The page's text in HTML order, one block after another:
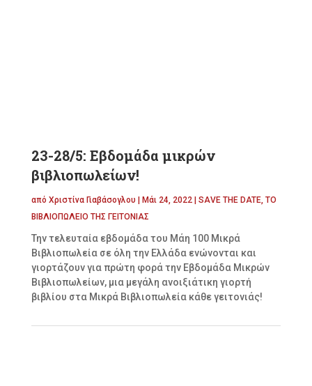
23-28/5: Εβδομάδα μικρών
βιβλιοπωλείων!
από Χριστίνα Γιαβάσογλου Μάι 24, 2022| SAVE THE DATE, ΤΟ
ΒΙΒΛΙΟΠΩΛΕΙΟ ΤΗΣ ΓΕΙΤΟΝΙΑΣ
Την τελευταία εβδομάδα του Μάη 100 Μικρά
Βιβλιοπωλεία σε όλη την Ελλάδα ενώνονται και
γιορτάζουν για πρώτη φορά την Εβδομάδα Μικρών
Βιβλιοπωλείων, μια μεγάλη ανοιξιάτικη γιορτή
βιβλίου στα Μικρά Βιβλιοπωλεία κάθε γειτονιάς!